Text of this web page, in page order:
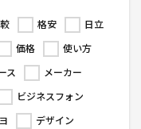
格安
日立
価格
使い方
ス
メーカー
ビジネスフォン
デザイン